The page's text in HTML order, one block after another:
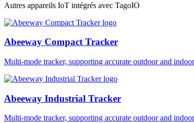
Autres appareils IoT intégrés avec TagoIO
Abeeway Compact Tracker
Multi-mode tracker, supporting accurate outdoor and
Abeeway Industrial Tracker
Multi-mode tracker, supporting accurate outdoor and